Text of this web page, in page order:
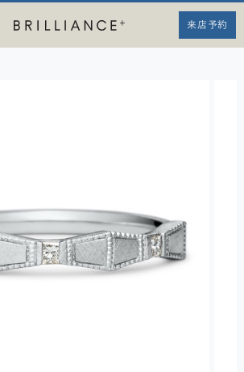
来店予約